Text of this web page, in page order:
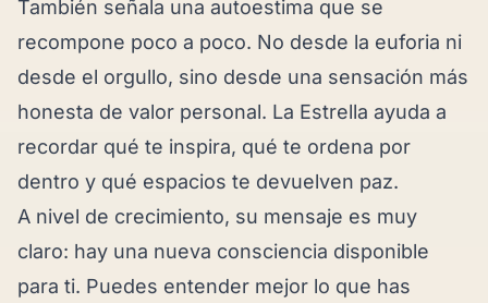
También señala una autoestima que se
recompone poco a poco. No desde la euforia ni
desde el orgullo, sino desde una sensación más
honesta de valor personal. La Estrella ayuda a
recordar qué te inspira, qué te ordena por
dentro y qué espacios te devuelven paz.
A nivel de crecimiento, su mensaje es muy
claro: hay una nueva consciencia disponible
para ti. Puedes entender mejor lo que has